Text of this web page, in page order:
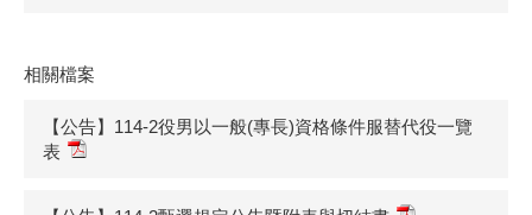
相關檔案
【公告】114-2役男以一般(專長)資格條件服替代役一覽
表